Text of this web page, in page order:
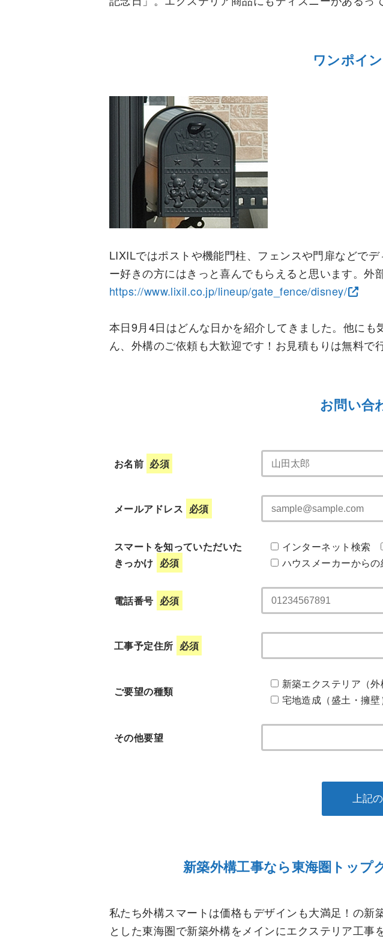
ワンポイ
LIXILではポストや機能門柱、フェンスや門扉などで
ー好きの方にはきっと喜んでもらえると思います。外
https://www.lixil.co.jp/lineup/gate_fence/disney/
本日9月4日はどんな日かを紹介してきました。他に
ん、外構のご依頼も大歓迎です！お見積もりは無料で
お問い合
お名前 必須
メールアドレス 必須
スマートを知っていただいた
きっかけ 必須
インターネット検索
ハウスメーカーからの
電話番号 必須
工事予定住所 必須
ご要望の種類
新築エクステリア（
宅地造成（盛土・擁
その他要望
新築外構工事なら東海圏トップ
私たち外構スマートは価格もデザインも大満足！の
とした東海圏で新築外構をメインにエクステリア工事